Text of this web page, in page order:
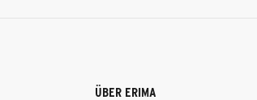
ÜBER ERIMA